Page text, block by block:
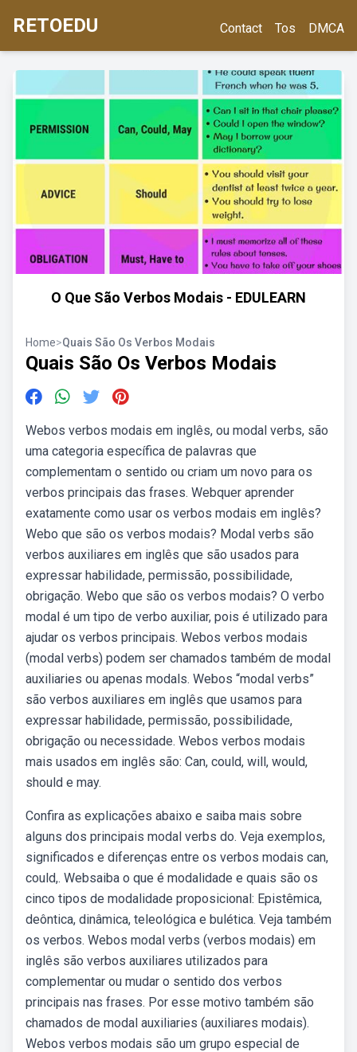
RETOEDU Contact Tos DMCA
O Que São Verbos Modais - EDULEARN
Home>Quais São Os Verbos Modais
Quais São Os Verbos Modais
Webos verbos modais em inglês, ou modal verbs, são
uma categoria específica de palavras que
complementam o sentido ou criam um novo para os
verbos principais das frases. Webquer aprender
exatamente como usar os verbos modais em inglês?
Webo que são os verbos modais? Modal verbs são
verbos auxiliares em inglês que são usados para
expressar habilidade, permissão, possibilidade,
obrigação. Webo que são os verbos modais? O verbo
modal é um tipo de verbo auxiliar, pois é utilizado para
ajudar os verbos principais. Webos verbos modais
(modal verbs) podem ser chamados também de modal
auxiliaries ou apenas modals. Webos “modal verbs”
são verbos auxiliares em inglês que usamos para
expressar habilidade, permissão, possibilidade,
obrigação ou necessidade. Webos verbos modais
mais usados em inglês são: Can, could, will, would,
should e may.
Confira as explicações abaixo e saiba mais sobre
alguns dos principais modal verbs do. Veja exemplos,
significados e diferenças entre os verbos modais can,
could,. Websaiba o que é modalidade e quais são os
cinco tipos de modalidade proposicional: Epistêmica,
deôntica, dinâmica, teleológica e bulética. Veja também
os verbos. Webos modal verbs (verbos modais) em
inglês são verbos auxiliares utilizados para
complementar ou mudar o sentido dos verbos
principais nas frases. Por esse motivo também são
chamados de modal auxiliaries (auxiliares modais).
Webos verbos modais são um grupo especial de